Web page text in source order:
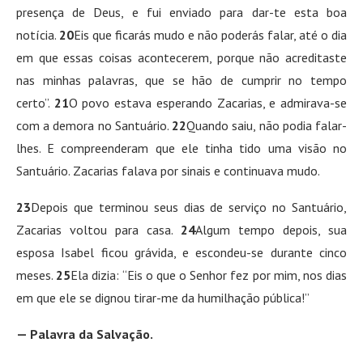
presença de Deus, e fui enviado para dar-te esta boa
notícia. 20Eis que ficarás mudo e não poderás falar, até o dia
em que essas coisas acontecerem, porque não acreditaste
nas minhas palavras, que se hão de cumprir no tempo
certo”. 21O povo estava esperando Zacarias, e admirava-se
com a demora no Santuário. 22Quando saiu, não podia falar-
lhes. E compreenderam que ele tinha tido uma visão no
Santuário. Zacarias falava por sinais e continuava mudo.
23Depois que terminou seus dias de serviço no Santuário,
Zacarias voltou para casa. 24Algum tempo depois, sua
esposa Isabel ficou grávida, e escondeu-se durante cinco
meses. 25Ela dizia: “Eis o que o Senhor fez por mim, nos dias
em que ele se dignou tirar-me da humilhação pública!”
— Palavra da Salvação.